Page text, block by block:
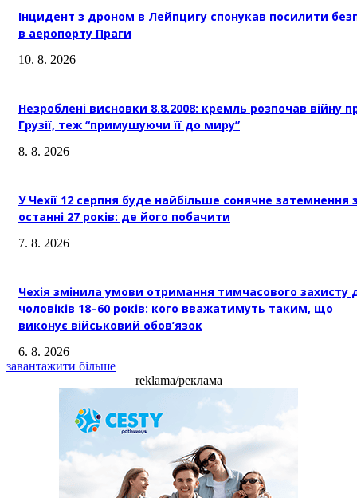
Інцидент з дроном в Лейпцигу спонукав посилити
в аеропорту Праги
10. 8. 2026
Незроблені висновки 8.8.2008: кремль розпочав війну
Грузії, теж “примушуючи її до миру”
8. 8. 2026
У Чехії 12 серпня буде найбільше сонячне затемнення
останні 27 років: де його побачити
7. 8. 2026
Чехія змінила умови отримання тимчасового захисту
чоловіків 18–60 років: кого вважатимуть таким, що
виконує військовий обов’язок
6. 8. 2026
завантажити більше
reklama/реклама